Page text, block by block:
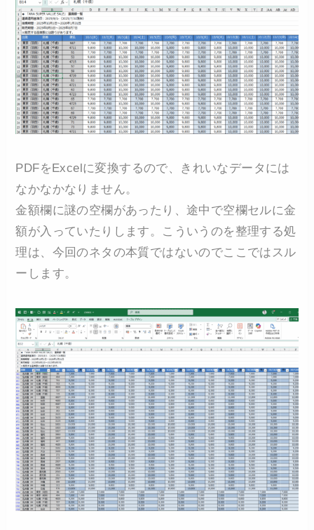
PDFをExcelに変換するので、きれいなデータには
なかなかなりません。
金額欄に謎の空欄があったり、途中で空欄セルに金
額が入っていたりします。こういうのを整理する処
理は、今回のネタの本質ではないのでここではスル
ーします。